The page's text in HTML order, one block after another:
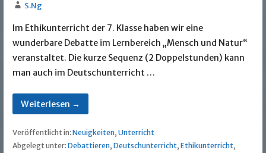
S.Ng
Im Ethikunterricht der 7. Klasse haben wir eine
wunderbare Debatte im Lernbereich „Mensch und Natur“
veranstaltet. Die kurze Sequenz (2 Doppelstunden) kann
man auch im Deutschunterricht …
Weiterlesen →
Veröffentlicht in: Neuigkeiten, Unterricht
Abgelegt unter: Debattieren, Deutschunterricht, Ethikunterricht,